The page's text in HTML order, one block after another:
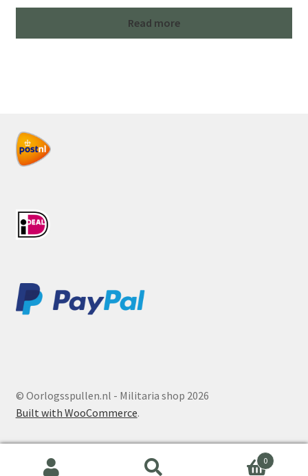
Read more
© Oorlogsspullen.nl - Militaria shop 2026
Built with WooCommerce.
0